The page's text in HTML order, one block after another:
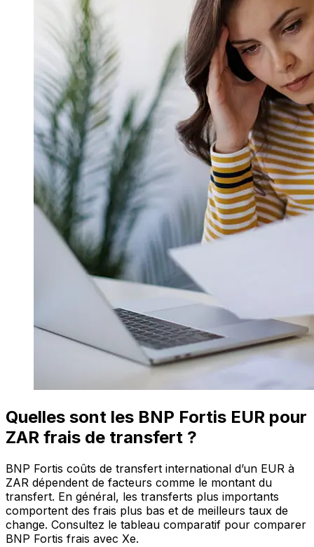
Quelles sont les BNP Fortis EUR pour
ZAR frais de transfert ?
BNP Fortis coûts de transfert international d’un EUR à
ZAR dépendent de facteurs comme le montant du
transfert. En général, les transferts plus importants
comportent des frais plus bas et de meilleurs taux de
change. Consultez le tableau comparatif pour comparer
BNP Fortis frais avec Xe.